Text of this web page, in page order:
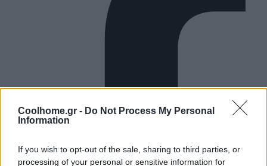
Coolhome.gr - Do Not Process My Personal
Information
If you wish to opt-out of the sale, sharing to third parties, or
processing of your personal or sensitive information for